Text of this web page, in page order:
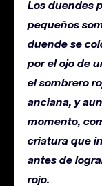
Los duendes
pequeños
duende se
por el ojo de
el sombrero
anciana, y
momento,
criatura que
antes de
rojo.